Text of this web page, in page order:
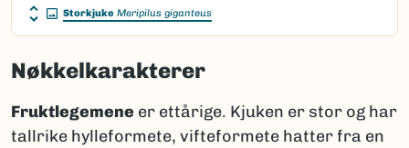
Storkjuke Meripilus giganteus
Nøkkelkarakterer
Fruktlegemene er ettårige. Kjuken er stor og har
tallrike hylleformete, vifteformete hatter fra en